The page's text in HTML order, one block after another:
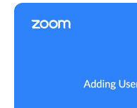
今すぐ視聴